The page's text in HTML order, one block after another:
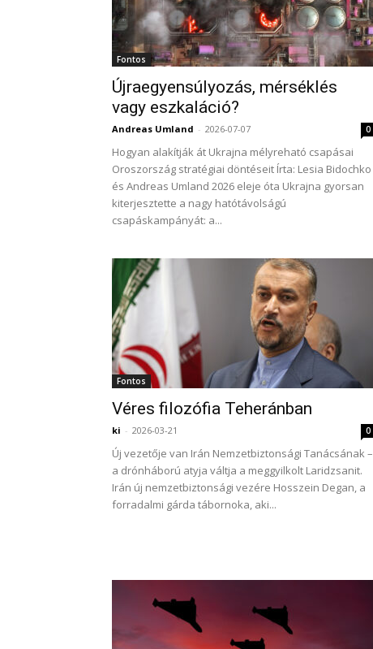
Fontos
Újraegyensúlyozás, mérséklés
vagy eszkaláció?
Andreas Umland - 2026-07-07 0
Hogyan alakítják át Ukrajna mélyreható csapásai
Oroszország stratégiai döntéseit Írta: Lesia Bidochko
és Andreas Umland 2026 eleje óta Ukrajna gyorsan
kiterjesztette a nagy hatótávolságú
csapáskampányát: a...
Fontos
Véres filozófia Teheránban
ki - 2026-03-21 0
Új vezetője van Irán Nemzetbiztonsági Tanácsának –
a drónháború atyja váltja a meggyilkolt Laridzsanit.
Irán új nemzetbiztonsági vezére Hosszein Degan, a
forradalmi gárda tábornoka, aki...